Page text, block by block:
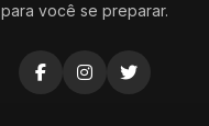
para você se preparar.